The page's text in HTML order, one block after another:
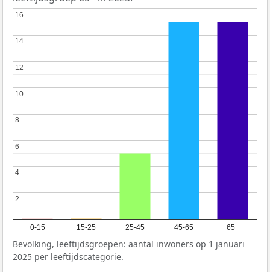
0-15 15-25 25-45 45-65 65+
2
2
4
4
6
6
8
8
10
10
12
12
14
14
16
16
Bevolking, leeftijdsgroepen: aantal inwoners op 1 januari
2025 per leeftijdscategorie.